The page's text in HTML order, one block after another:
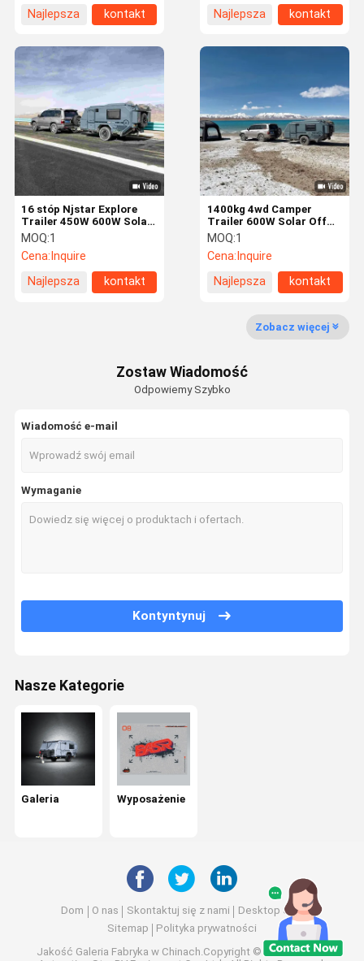
Produkty Filmy O Nas
Wycieczka
Po Fabryce
Kontrola
Jakości
Skontaktuj
Poprosić O
Wycenę
Najlepsza
kontakt
Najlepsza
kontakt
1400kg 4wd Camper
Trailer 600W Solar Off
Grid Camper Trailer
300AH Bateria
MOQ:1
Cena: Inquire
Najlepsza
kontakt
16 stóp Njstar Explore
Trailer 450W 600W Solar
Off Road Pop Up Camper
MOQ:1
Cena: Inquire
Najlepsza
kontakt
Zobacz więcej
Zostaw Wiadomość
Odpowiemy Szybko
Wiadomość e-mail
Wymaganie
Kontyntynuj
Nasze Kategorie
Galeria Wyposażenie
Dom O nas Skontaktuj się z nami
Desktop Site
Sitemap
Polityka prywatności
Jakość Galeria Fabryka w Chinach.Copyright © 2026 Sichuan